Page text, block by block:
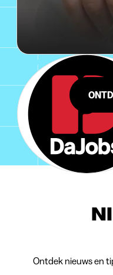
Ontdek nieuws en